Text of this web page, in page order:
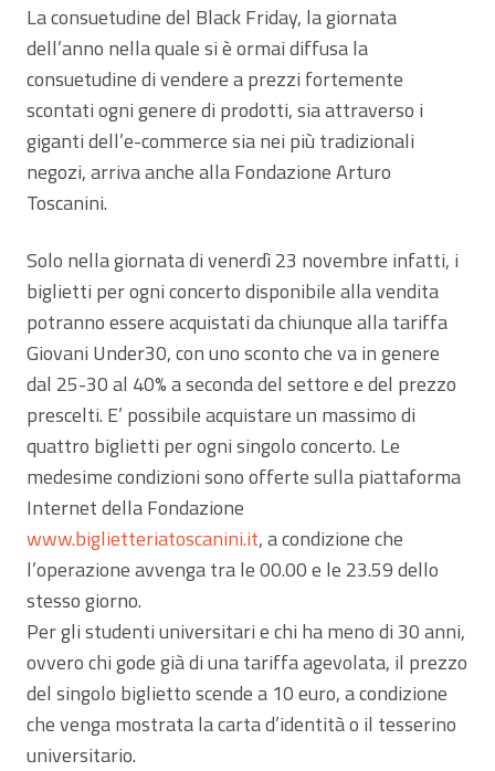
La consuetudine del Black Friday, la giornata
dell’anno nella quale si è ormai diffusa la
consuetudine di vendere a prezzi fortemente
scontati ogni genere di prodotti, sia attraverso i
giganti dell’e-commerce sia nei più tradizionali
negozi, arriva anche alla Fondazione Arturo
Toscanini.
Solo nella giornata di venerdì 23 novembre infatti, i
biglietti per ogni concerto disponibile alla vendita
potranno essere acquistati da chiunque alla tariffa
Giovani Under30, con uno sconto che va in genere
dal 25-30 al 40% a seconda del settore e del prezzo
prescelti. E’ possibile acquistare un massimo di
quattro biglietti per ogni singolo concerto. Le
medesime condizioni sono offerte sulla piattaforma
Internet della Fondazione
www.biglietteriatoscanini.it, a condizione che
l’operazione avvenga tra le 00.00 e le 23.59 dello
stesso giorno.
Per gli studenti universitari e chi ha meno di 30 anni,
ovvero chi gode già di una tariffa agevolata, il prezzo
del singolo biglietto scende a 10 euro, a condizione
che venga mostrata la carta d’identità o il tesserino
universitario.